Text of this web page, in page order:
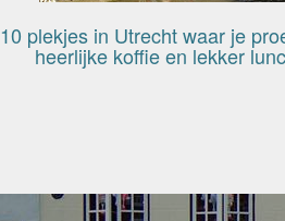
10 plekjes in Utrecht waar je
heerlijke koffie en lekker